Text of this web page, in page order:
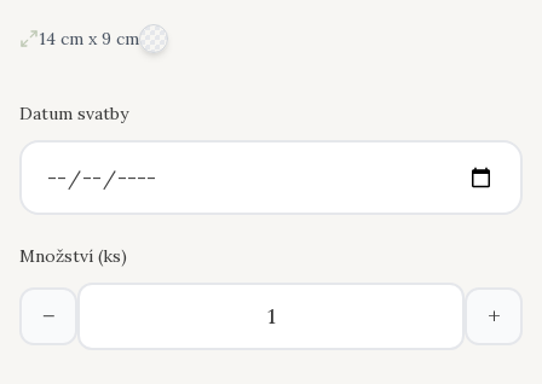
14 cm x 9 cm
Datum svatby
Množství (ks)
− +